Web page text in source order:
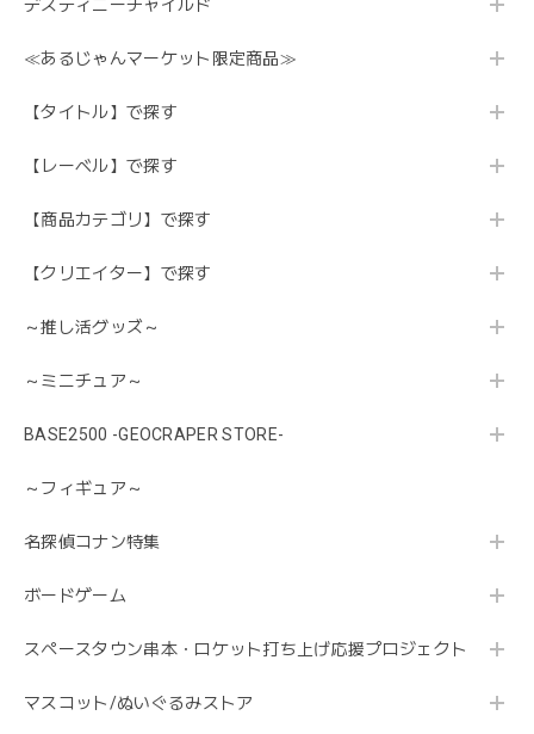
デスティニーチャイルド
≪あるじゃんマーケット限定商品≫
【タイトル】で探す
【レーベル】で探す
【商品カテゴリ】で探す
【クリエイター】で探す
～推し活グッズ～
～ミニチュア～
BASE2500 -GEOCRAPER STORE-
～フィギュア～
名探偵コナン特集
ボードゲーム
スペースタウン串本・ロケット打ち上げ応援プロジェクト
マスコット/ぬいぐるみストア